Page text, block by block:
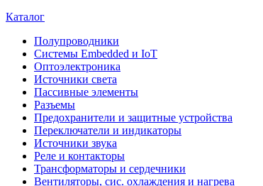
Каталог
Полупроводники
Системы Embedded и IoT
Oптоэлектроника
Источники света
Пассивные элементы
Разъeмы
Предохранители и защитные устройства
Переключатели и индикаторы
Источники звука
Реле и контакторы
Трансформаторы и сердечники
Вентиляторы, сис. охлаждения и нагрева